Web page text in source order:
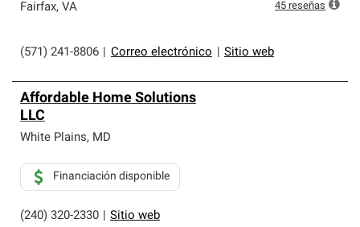
Fairfax, VA
(571) 241-8806 Correo electrónico Sitio web
45 reseñas
Affordable Home Solutions
LLC
White Plains, MD
(240) 320-2330 Sitio web
Financiación disponible